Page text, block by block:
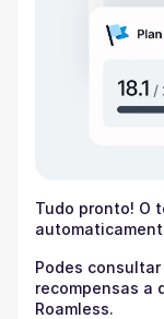
Tudo pronto! O
Podes
recompensas a
Roamless.